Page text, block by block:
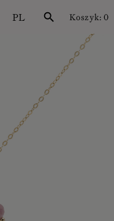
PL search Koszyk: 0